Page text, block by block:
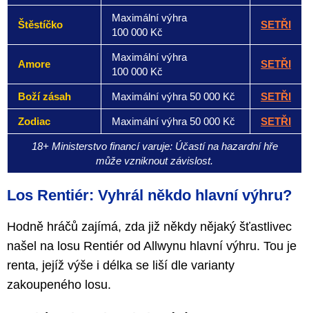
Štěstíčko
Maximální výhra
100 000 Kč
SETŘI
Amore
Maximální výhra
100 000 Kč
SETŘI
Boží zásah Maximální výhra 50 000 Kč SETŘI
Zodiac Maximální výhra 50 000 Kč SETŘI
18+ Ministerstvo financí varuje: Účastí na hazardní hře
může vzniknout závislost.
Los Rentiér: Vyhrál někdo hlavní výhru?
Hodně hráčů zajímá, zda již někdy nějaký šťastlivec
našel na losu Rentiér od Allwynu hlavní výhru. Tou je
renta, jejíž výše i délka se liší dle varianty
zakoupeného losu.